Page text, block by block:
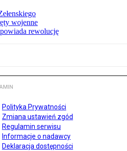
wojenne
rewolucję
Polityka Prywatności
Zmiana ustawień zgód
Regulamin serwisu
Informacje o nadawcy
Deklaracja dostępności